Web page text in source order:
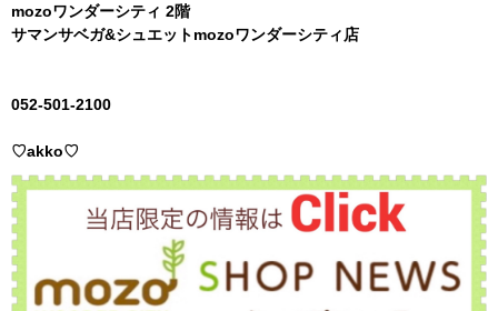
mozoワンダーシティ 2階
サマンサベガ&シュエットmozoワンダーシティ店
052-501-2100
♡akko♡